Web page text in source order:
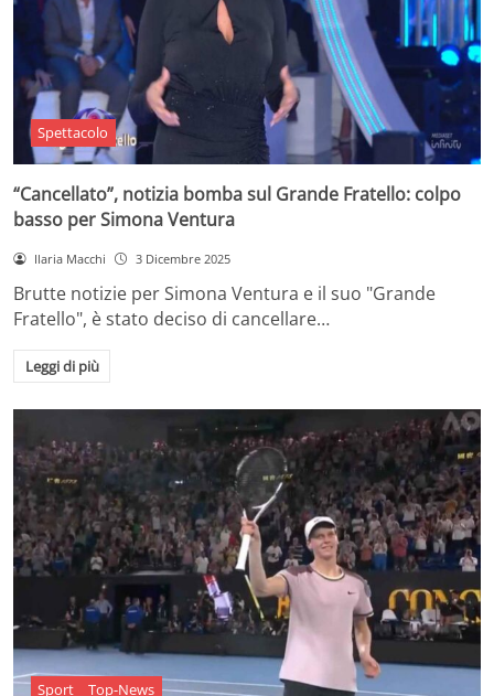
Spettacolo
“Cancellato”, notizia bomba sul Grande Fratello: colpo
basso per Simona Ventura
Ilaria Macchi 3 Dicembre 2025
Brutte notizie per Simona Ventura e il suo "Grande
Fratello", è stato deciso di cancellare…
Leggi di più
Sport Top-News